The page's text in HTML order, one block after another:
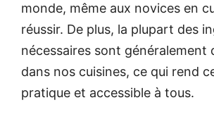
monde, même aux novices en
réussir. De plus, la plupart des
nécessaires sont généralement
dans nos cuisines, ce qui rend
pratique et accessible à tous.